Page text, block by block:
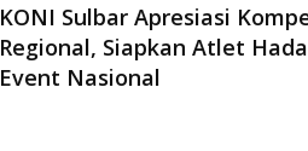
KONI Sulbar Apresiasi
Regional, Siapkan Atlet
Event Nasional